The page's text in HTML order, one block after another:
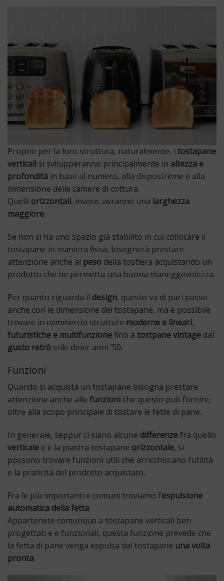
Proprio per la loro struttura, naturalmente, i tostapane
verticali si svilupperanno principalmente in altezza e
profondità in base al numero, alla disposizione e alla
dimensione delle camere di cottura.
Quelli orizzontali, invece, avranno una larghezza
maggiore.
Se non si ha uno spazio già stabilito in cui collocare il
tostapane in maniera fissa, bisognerà prestare
attenzione anche al peso della tostiera acquistando un
prodotto che ne permetta una buona maneggevolezza.
Per quanto riguarda il design, questo va di pari passo
anche con le dimensione dei tostapane, ma è possibile
trovare in commercio strutture moderne e lineari,
futuristiche e multifunzione fino a tostpane vintage dal
gusto retrò stile diner anni ’50.
Funzioni
Quando si acquista un tostapane bisogna prestare
attenzione anche alle funzioni che questo può fornire,
oltre alla scopo principale di tostare le fette di pane.
In generale, seppur ci siano alcune differenzefra quello
verticale e e la piastra tostapane orizzontale, si
possono trovare funzioni utili che arricchiscano l’utilità
e la praticità del prodotto acquistato.
Fra le più importanti e comuni troviamo l’espulsione
automatica della fetta.
Appartenete comunque a tostapane verticali ben
progettati e e funzionali, questa funzione prevede che
la fetta di pane venga espulsa dal tostapane una volta
pronta.